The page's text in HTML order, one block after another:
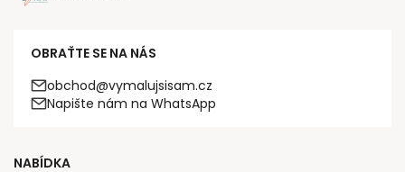
OBRAŤTE SE NA NÁS
obchod@vymalujsisam.cz
Napište nám na WhatsApp
NABÍDKA